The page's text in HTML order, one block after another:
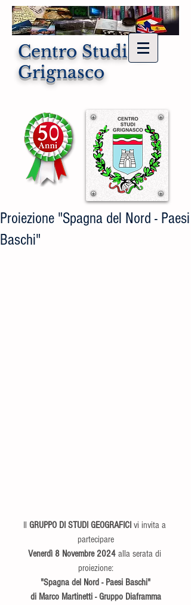
Centro Studi di
Grignasco
Proiezione "Spagna del Nord - Paesi
Baschi"
Il GRUPPO DI STUDI GEOGRAFICI vi invita a
partecipare
Venerdì 8 Novembre 2024 alla serata di
proiezione:
"Spagna del Nord - Paesi Baschi"
di Marco Martinetti - Gruppo Diaframma